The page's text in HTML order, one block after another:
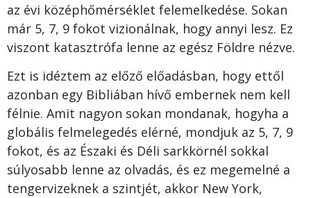
az évi középhőmérséklet felemelkedése. Sokan
már 5, 7, 9 fokot vizionálnak, hogy annyi lesz. Ez
viszont katasztrófa lenne az egész Földre nézve.
Ezt is idéztem az előző előadásban, hogy ettől
azonban egy Bibliában hívő embernek nem kell
félnie. Amit nagyon sokan mondanak, hogyha a
globális felmelegedés elérné, mondjuk az 5, 7, 9
fokot, és az Északi és Déli sarkkörnél sokkal
súlyosabb lenne az olvadás, és ez megemelné a
tengervizeknek a szintjét, akkor New York,